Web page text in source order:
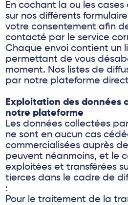
En cochant la ou les
sur nos différents
votre consentement afin
contacté par le service
Chaque envoi contient un
permettant de vous
moment. Nos listes de
par notre plateforme
Exploitation des données
notre plateforme
Les données collectées
ne sont en aucun cas
commercialisées auprès
peuvent néanmoins, et le
exploitées et transférées
tierces dans le cadre de
:
Pour le traitement de la